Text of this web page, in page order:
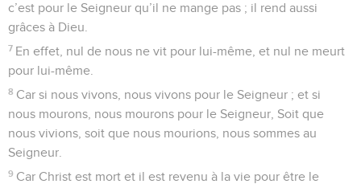
c’est pour le Seigneur qu’il ne mange pas ; il rend aussi
grâces à Dieu.
7 En effet, nul de nous ne vit pour lui-même, et nul ne meurt
pour lui-même.
8 Car si nous vivons, nous vivons pour le Seigneur ; et si
nous mourons, nous mourons pour le Seigneur, Soit que
nous vivions, soit que nous mourions, nous sommes au
Seigneur.
9 Car Christ est mort et il est revenu à la vie pour être le